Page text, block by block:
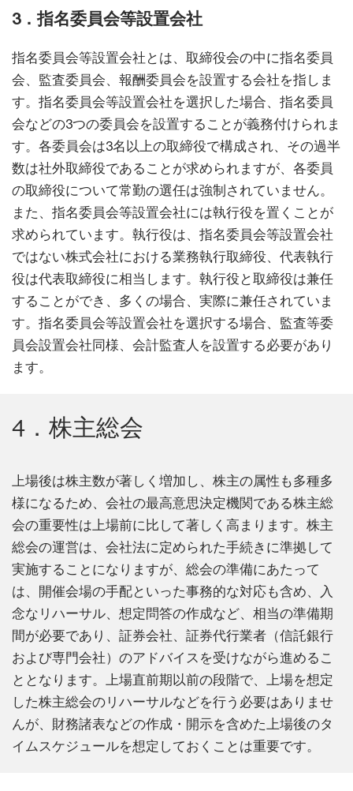
3．指名委員会等設置会社
指名委員会等設置会社とは、取締役会の中に指名委員
会、監査委員会、報酬委員会を設置する会社を指しま
す。指名委員会等設置会社を選択した場合、指名委員
会などの3つの委員会を設置することが義務付けられま
す。各委員会は3名以上の取締役で構成され、その過半
数は社外取締役であることが求められますが、各委員
の取締役について常勤の選任は強制されていません。
また、指名委員会等設置会社には執行役を置くことが
求められています。執行役は、指名委員会等設置会社
ではない株式会社における業務執行取締役、代表執行
役は代表取締役に相当します。執行役と取締役は兼任
することができ、多くの場合、実際に兼任されていま
す。指名委員会等設置会社を選択する場合、監査等委
員会設置会社同様、会計監査人を設置する必要があり
ます。
4．株主総会
上場後は株主数が著しく増加し、株主の属性も多種多
様になるため、会社の最高意思決定機関である株主総
会の重要性は上場前に比して著しく高まります。株主
総会の運営は、会社法に定められた手続きに準拠して
実施することになりますが、総会の準備にあたって
は、開催会場の手配といった事務的な対応も含め、入
念なリハーサル、想定問答の作成など、相当の準備期
間が必要であり、証券会社、証券代行業者（信託銀行
および専門会社）のアドバイスを受けながら進めるこ
ととなります。上場直前期以前の段階で、上場を想定
した株主総会のリハーサルなどを行う必要はありませ
んが、財務諸表などの作成・開示を含めた上場後のタ
イムスケジュールを想定しておくことは重要です。